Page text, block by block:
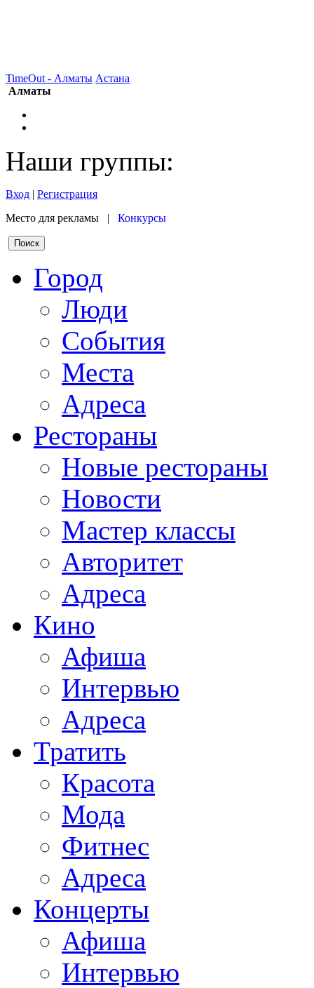
TimeOut - Алматы Астана
Алматы
Наши группы:
Вход | Регистрация
Место для рекламы | Конкурсы
Город
Люди
События
Места
Адреса
Рестораны
Новые рестораны
Новости
Мастер классы
Авторитет
Адреса
Кино
Афиша
Интервью
Адреса
Тратить
Красота
Мода
Фитнес
Адреса
Концерты
Афиша
Интервью